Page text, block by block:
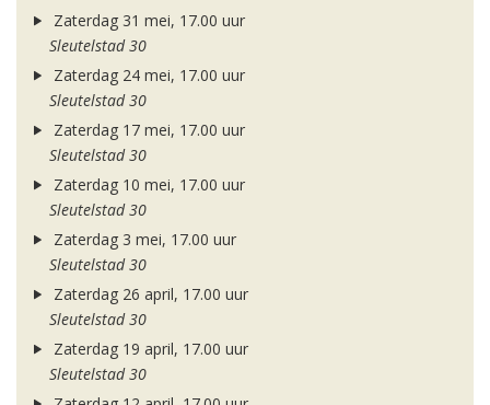
Zaterdag 31 mei, 17.00 uur
Sleutelstad 30
Zaterdag 24 mei, 17.00 uur
Sleutelstad 30
Zaterdag 17 mei, 17.00 uur
Sleutelstad 30
Zaterdag 10 mei, 17.00 uur
Sleutelstad 30
Zaterdag 3 mei, 17.00 uur
Sleutelstad 30
Zaterdag 26 april, 17.00 uur
Sleutelstad 30
Zaterdag 19 april, 17.00 uur
Sleutelstad 30